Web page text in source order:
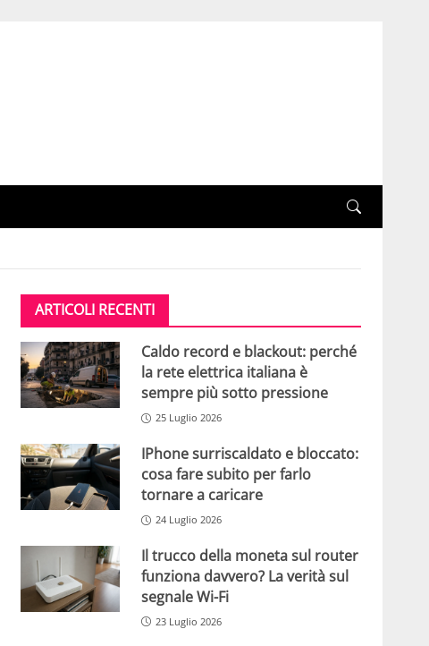
ARTICOLI RECENTI
Caldo record e blackout: perché
la rete elettrica italiana è
sempre più sotto pressione
25 Luglio 2026
IPhone surriscaldato e bloccato:
cosa fare subito per farlo
tornare a caricare
24 Luglio 2026
Il trucco della moneta sul router
funziona davvero? La verità sul
segnale Wi-Fi
23 Luglio 2026